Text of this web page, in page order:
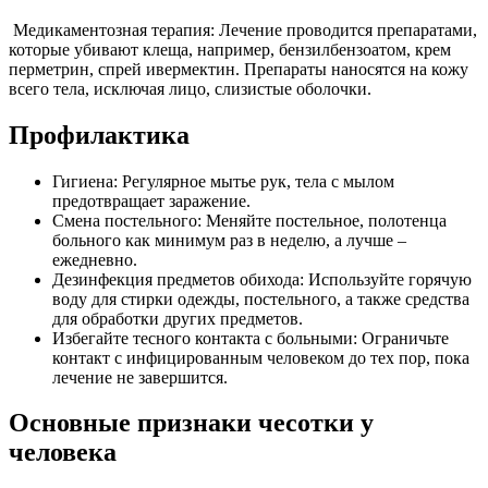
Медикаментозная терапия: Лечение проводится препаратами,
которые убивают клеща, например, бензилбензоатом, крем
перметрин, спрей ивермектин. Препараты наносятся на кожу
всего тела, исключая лицо, слизистые оболочки.
Профилактика
Гигиена: Регулярное мытье рук, тела с мылом
предотвращает заражение.
Смена постельного: Меняйте постельное, полотенца
больного как минимум раз в неделю, а лучше –
ежедневно.
Дезинфекция предметов обихода: Используйте горячую
воду для стирки одежды, постельного, а также средства
для обработки других предметов.
Избегайте тесного контакта с больными: Ограничьте
контакт с инфицированным человеком до тех пор, пока
лечение не завершится.
Основные признаки чесотки у
человека